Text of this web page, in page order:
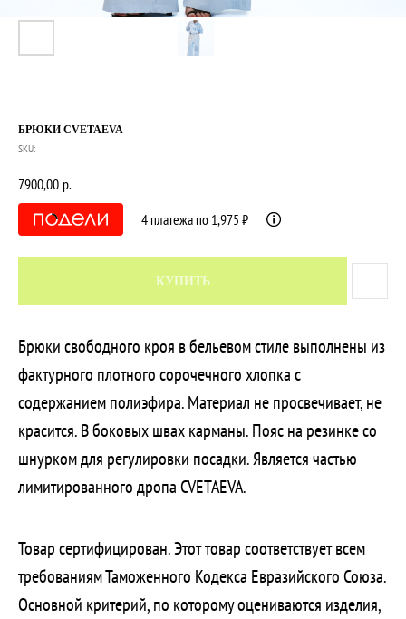
БРЮКИ CVETAEVA
SKU:
7900,00 р.
4 платежа по 1,975 ₽
КУПИТЬ
Брюки свободного кроя в бельевом стиле выполнены из
фактурного плотного сорочечного хлопка с
содержанием полиэфира. Материал не просвечивает, не
красится. В боковых швах карманы. Пояс на резинке со
шнурком для регулировки посадки. Является частью
лимитированного дропа CVETAEVA.
Товар сертифицирован. Этот товар соответствует всем
требованиям Таможенного Кодекса Евразийского Союза.
Основной критерий, по которому оцениваются изделия,